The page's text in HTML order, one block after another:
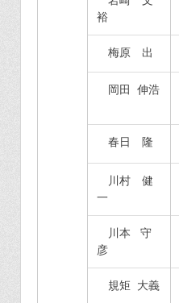
裕
梅原 出
岡田 伸浩
春日 隆
川村 健
一
川本 守
彦
規矩 大義